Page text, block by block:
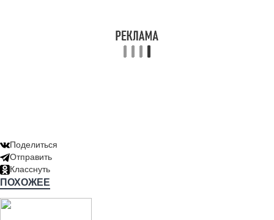
Поделиться
Отправить
Класснуть
ПОХОЖЕЕ